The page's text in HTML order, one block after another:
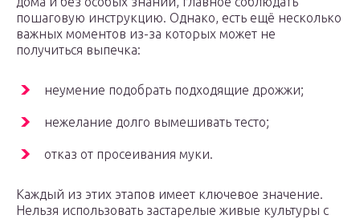
пошаговую инструкцию. Однако, есть ещё несколько
важных моментов из-за которых может не
получиться выпечка:
неумение подобрать подходящие дрожжи;
нежелание долго вымешивать тесто;
отказ от просеивания муки.
Каждый из этих этапов имеет ключевое значение.
Нельзя использовать застарелые живые культуры с